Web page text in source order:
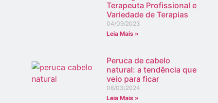
Terapeuta Profissional e
Variedade de Terapias
04/09/2023
Leia Mais »
Peruca de cabelo
natural: a tendência que
veio para ficar
08/03/2024
Leia Mais »